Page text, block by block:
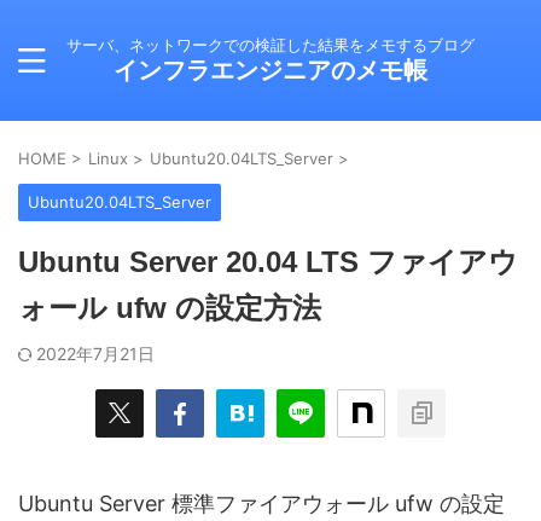
サーバ、ネットワークでの検証した結果をメモするブログ
インフラエンジニアのメモ帳
HOME > Linux > Ubuntu20.04LTS_Server >
Ubuntu20.04LTS_Server
Ubuntu Server 20.04 LTS ファイアウ
ォール ufw の設定方法
2022年7月21日
Ubuntu Server 標準ファイアウォール ufw の設定